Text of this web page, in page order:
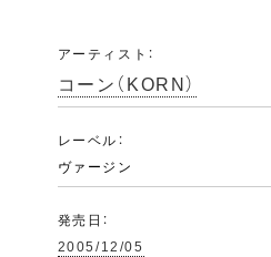
アーティスト：
コーン（KORN）
レーベル：
ヴァージン
発売日：
2005/12/05